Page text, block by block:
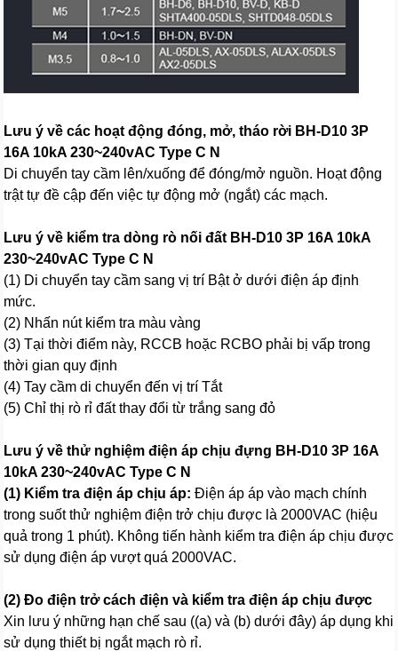
Lưu ý về các hoạt động đóng, mở, tháo rời BH-D10 3P
16A 10kA 230~240vAC Type C N
Di chuyển tay cầm lên/xuống để đóng/mở nguồn. Hoạt động
trật tự đề cập đến việc tự động mở (ngắt) các mạch.
Lưu ý về kiểm tra dòng rò nối đất BH-D10 3P 16A 10kA
230~240vAC Type C N
(1) Di chuyển tay cầm sang vị trí Bật ở dưới điện áp định
mức.
(2) Nhấn nút kiểm tra màu vàng
(3) Tại thời điểm này, RCCB hoặc RCBO phải bị vấp trong
thời gian quy định
(4) Tay cầm di chuyển đến vị trí Tắt
(5) Chỉ thị rò rỉ đất thay đổi từ trắng sang đỏ
Lưu ý về thử nghiệm điện áp chịu đựng BH-D10 3P 16A
10kA 230~240vAC Type C N
(1) Kiểm tra điện áp chịu áp: Điện áp áp vào mạch chính
trong suốt thử nghiệm điện trở chịu được là 2000VAC (hiệu
quả trong 1 phút). Không tiến hành kiểm tra điện áp chịu được
sử dụng điện áp vượt quá 2000VAC.
(2) Đo điện trở cách điện và kiểm tra điện áp chịu được
Xin lưu ý những hạn chế sau ((a) và (b) dưới đây) áp dụng khi
sử dụng thiết bị ngắt mạch rò rỉ.